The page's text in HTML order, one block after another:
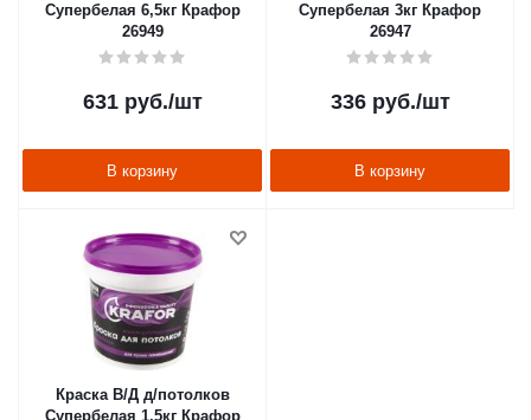
Супербелая 6,5кг Крафор
26949
631руб./шт
В корзину
Супербелая 3кг Крафор
26947
336руб./шт
В корзину
Краска В/Д д/потолков
Супербелая 1,5кг Крафор